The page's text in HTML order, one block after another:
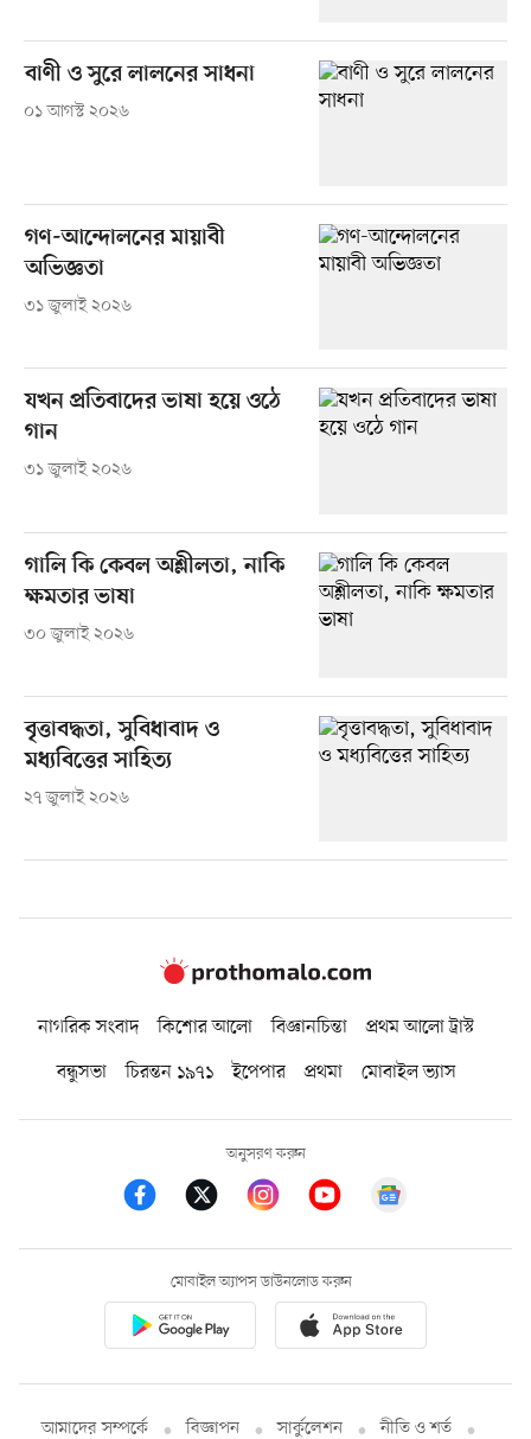
বাণী ও সুরে লালনের সাধনা
০১ আগস্ট ২০২৬
গণ-আন্দোলনের মায়াবী
অভিজ্ঞতা
৩১ জুলাই ২০২৬
যখন প্রতিবাদের ভাষা হয়ে ওঠে
গান
৩১ জুলাই ২০২৬
গালি কি কেবল অশ্লীলতা, নাকি
ক্ষমতার ভাষা
৩০ জুলাই ২০২৬
বৃত্তাবদ্ধতা, সুবিধাবাদ ও
মধ্যবিত্তের সাহিত্য
২৭ জুলাই ২০২৬
নাগরিক সংবাদ কিশোর আলো বিজ্ঞানচিন্তা
প্রথম আলো ট্রাস্ট
বন্ধুসভা
চিরন্তন ১৯৭১ ইপেপার প্রথমা মোবাইল ভ্যাস
অনুসরণ করুন
মোবাইল অ্যাপস ডাউনলোড করুন
আমাদের সম্পর্কে বিজ্ঞাপন সার্কুলেশন নীতি ও শর্ত